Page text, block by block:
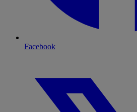
Facebook